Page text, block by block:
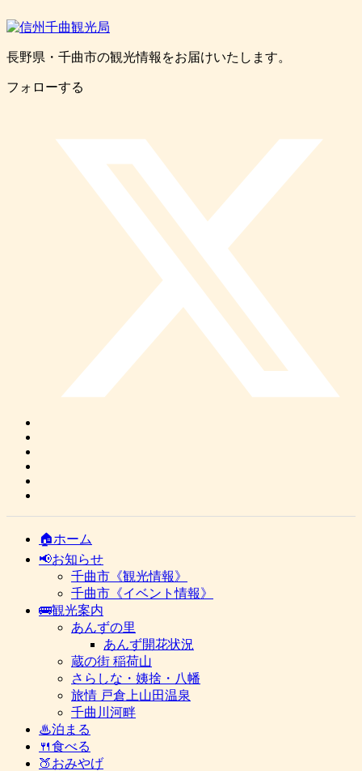
長野県・千曲市の観光情報をお届けいたします。
フォローする
🏠ホーム
📢お知らせ
千曲市《観光情報》
千曲市《イベント情報》
🚌観光案内
あんずの里
あんず開花状況
蔵の街 稲荷山
さらしな・姨捨・八幡
旅情 戸倉上山田温泉
千曲川河畔
♨泊まる
🍴食べる
🍑おみやげ